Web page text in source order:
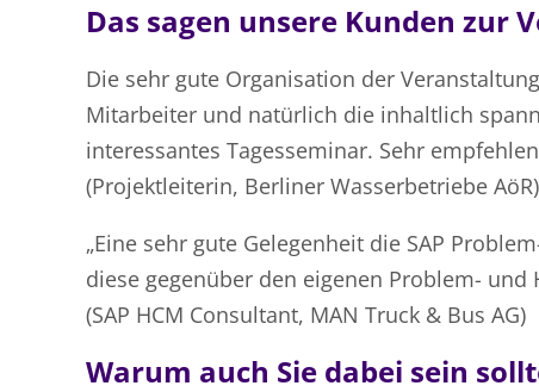
Das sagen unsere Kunden zur
Die sehr gute Organisation der
Mitarbeiter und natürlich die inhaltlich
interessantes Tagesseminar. Sehr
(Projektleiterin, Berliner Wasserbetriebe AöR)
„Eine sehr gute Gelegenheit die SAP
diese gegenüber den eigenen Problem-
(SAP HCM Consultant, MAN Truck & Bus AG)
Warum auch Sie dabei sein